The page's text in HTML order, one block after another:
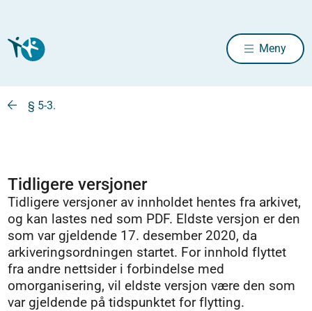
Meny
§ 5-3.
Tidligere versjoner
Tidligere versjoner av innholdet hentes fra arkivet,
og kan lastes ned som PDF. Eldste versjon er den
som var gjeldende 17. desember 2020, da
arkiveringsordningen startet. For innhold flyttet
fra andre nettsider i forbindelse med
omorganisering, vil eldste versjon være den som
var gjeldende på tidspunktet for flytting.